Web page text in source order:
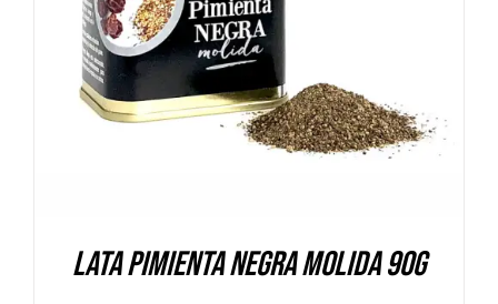
DETALLES
Lata Pimienta negra molida 90g